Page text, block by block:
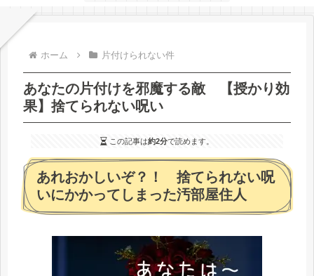
ホーム 片付けられない件
あなたの片付けを邪魔する敵 【授かり効
果】捨てられない呪い
この記事は約2分で読めます。
あれおかしいぞ？！ 捨てられない呪
いにかかってしまった汚部屋住人